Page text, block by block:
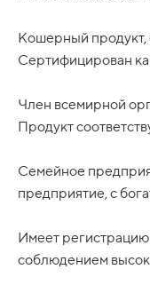
Кошерный
Сертифицирован
Член всемирной
Продукт
Семейное
предприятие, с
Имеет
соблюдением